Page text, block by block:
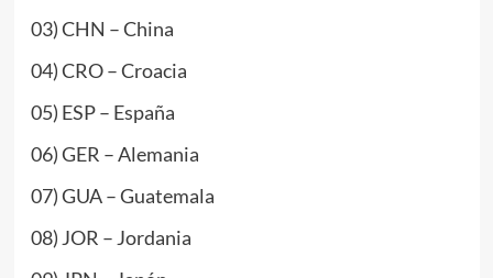
03) CHN – China
04) CRO – Croacia
05) ESP – España
06) GER – Alemania
07) GUA – Guatemala
08) JOR – Jordania